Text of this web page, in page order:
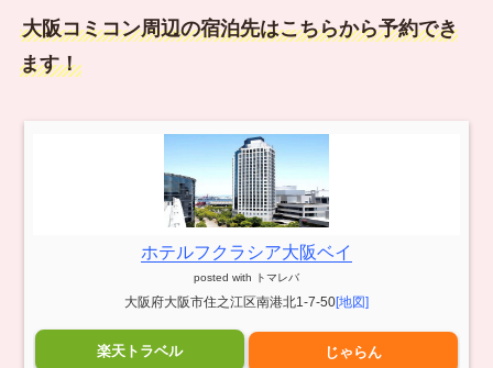
大阪コミコン周辺の宿泊先はこちらから予約でき
ます！
ホテルフクラシア大阪ベイ
posted with トマレバ
大阪府大阪市住之江区南港北1-7-50[地図]
楽天トラベル じゃらん